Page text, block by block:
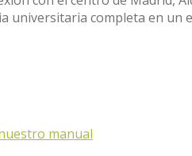
universitaria completa en un
manual